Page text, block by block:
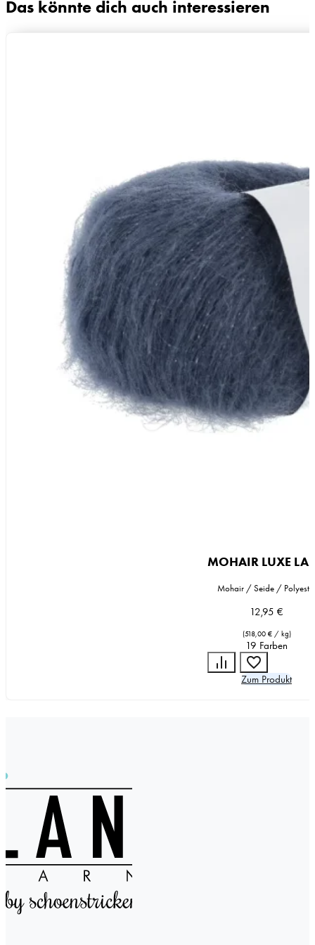
Schonend trocknen, Bei 110° bügeln, Reinigung mit PCE,
Das könnte dich auch interessieren
Zusammensetzung
73% Mohair (Superkid), 18%
Lauflänge
~175m / 25g
Nadelstärke
Ø 3-3,5 mm
Garnstärke
DK
Maschenprobe
22 M x 36 R
MOHAIR LUXE
Mohair / Seide /
12,95 €
(518,00 €/ kg)
19 Farben
Zum Produkt